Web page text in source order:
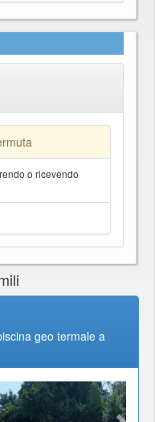
o ricevendo
geo termale a